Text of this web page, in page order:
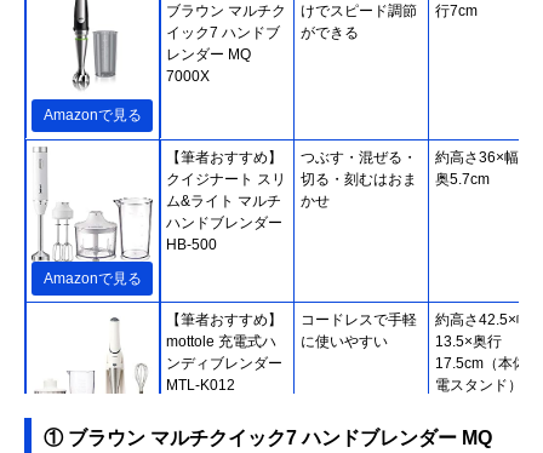
Amazonで見る
ブラウン マルチク
イック7 ハンドブ
レンダー MQ
7000X
けでスピード調節
ができる
行7cm
Amazonで見る
【筆者おすすめ】
クイジナート スリ
ム&ライト マルチ
ハンドブレンダー
HB-500
つぶす・混ぜる・
切る・刻むはおま
かせ
約高さ36×幅
奥5.7cm
Amazonで見る
【筆者おすすめ】
mottole 充電式ハ
ンディブレンダー
MTL-K012
コードレスで手軽
に使いやすい
約高さ42.5×幅
13.5×奥行
17.5cm（本体
電スタンド）
① ブラウン マルチクイック7 ハンドブレンダー MQ